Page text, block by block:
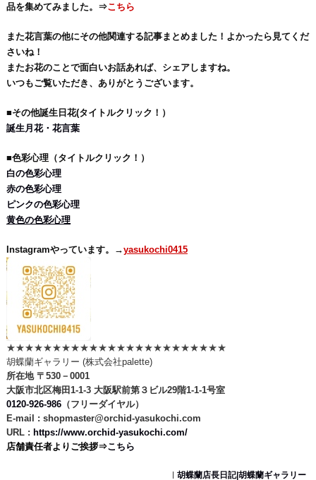
品を集めてみました。⇒こちら
また花言葉の他にその他関連する記事まとめました！よかったら見てくだ
さいね！
またお花のことで面白いお話あれば、シェアしますね。
いつもご覧いただき、ありがとうございます。
■その他誕生日花(タイトルクリック！）
誕生月花・花言葉
■色彩心理（タイトルクリック！）
白の色彩心理
赤の色彩心理
ピンクの色彩心理
黄色の色彩心理
Instagramやっています。→yasukochi0415
★★★★★★★★★★★★★★★★★★★★★★★★
胡蝶蘭ギャラリー (株式会社palette)
所在地 〒530－0001
大阪市北区梅田1-1-3 大阪駅前第３ビル29階1-1-1号室
0120-926-986（フリーダイヤル）
E-mail : shopmaster@orchid-yasukochi.com
URL : https://www.orchid-yasukochi.com/
店舗責任者よりご挨拶⇒こちら
胡蝶蘭店長日記|胡蝶蘭ギャラリー